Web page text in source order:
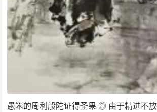
愚笨的周利般陀证得圣果 ◎ 由于精进不